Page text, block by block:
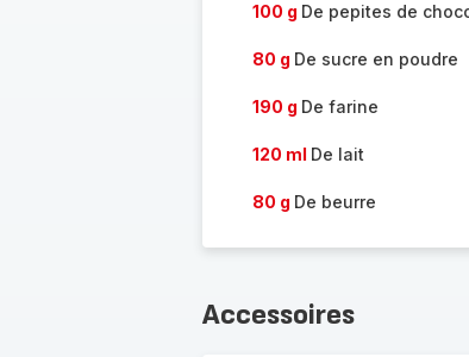
100 g De pepites de
80 g De sucre en poudre
190 g De farine
120 ml De lait
80 g De beurre
Accessoires